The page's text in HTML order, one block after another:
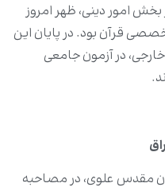
امور دینی، ظهر امروز
قرآن بود. در پایان این
و خارجی، در آزمون جامعی
مقدس علوی، در مصاحبه